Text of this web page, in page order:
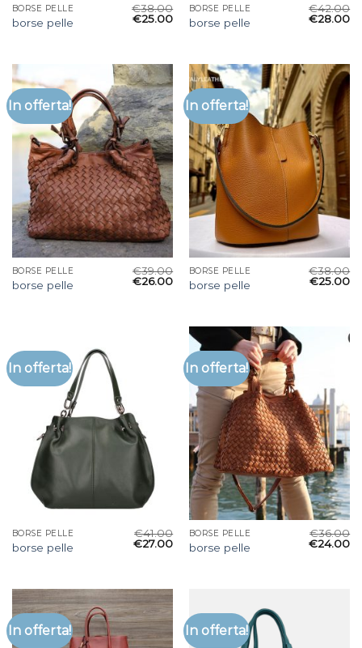
BORSE PELLE
borse pelle
€38.00
€25.00
BORSE PELLE
borse pelle
€42.00
€28.00
In offerta!
BORSE PELLE
borse pelle
€39.00
€26.00
In offerta!
BORSE PELLE
borse pelle
€38.00
€25.00
In offerta!
BORSE PELLE
borse pelle
€41.00
€27.00
In offerta!
BORSE PELLE
borse pelle
€36.00
€24.00
In offerta! In offerta!